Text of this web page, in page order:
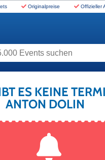
Originalpreise Offizieller
Events suchen
ES KEINE
ANTON DOLIN